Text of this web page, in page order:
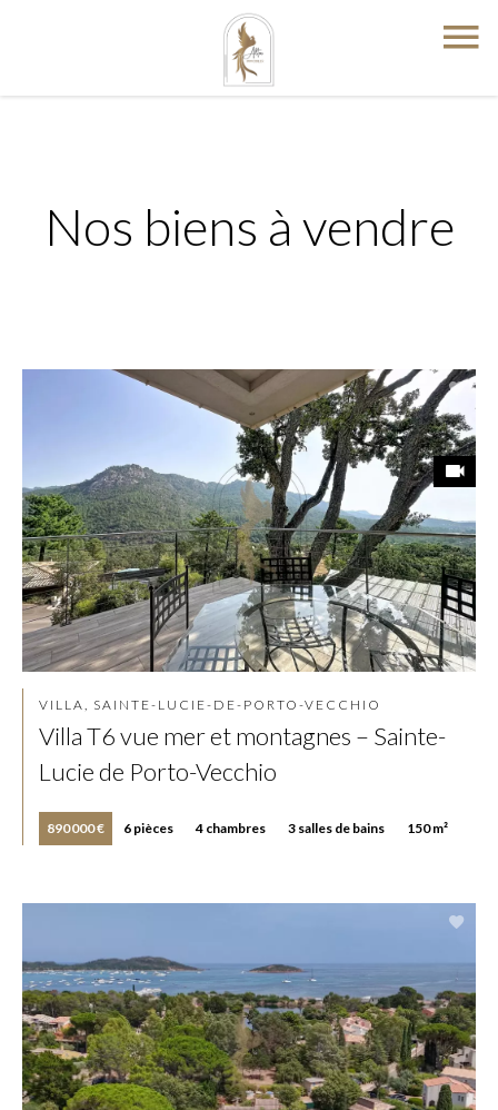
Nos biens à vendre
VILLA, SAINTE-LUCIE-DE-PORTO-VECCHIO
Villa T6 vue mer et montagnes – Sainte-
Lucie de Porto-Vecchio
890 000 € 6 pièces 4 chambres 3 salles de bains 150 m²